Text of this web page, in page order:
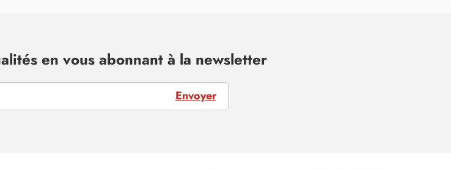
en vous abonnant à la newsletter
Envoyer